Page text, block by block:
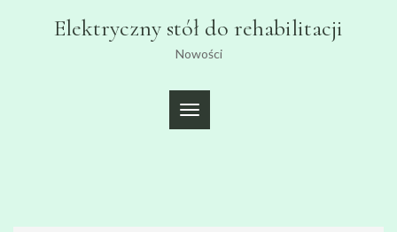
Elektryczny stół do rehabilitacji
Nowości
TOGGLE
NAVIGATION